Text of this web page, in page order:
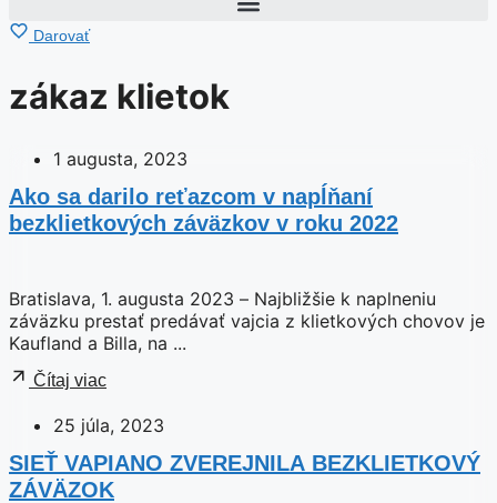
Darovať
zákaz klietok
1 augusta, 2023
Ako sa darilo reťazcom v napĺňaní
bezklietkových záväzkov v roku 2022
Bratislava, 1. augusta 2023 – Najbližšie k naplneniu
záväzku prestať predávať vajcia z klietkových chovov je
Kaufland a Billa, na ...
Čítaj viac
25 júla, 2023
SIEŤ VAPIANO ZVEREJNILA BEZKLIETKOVÝ
ZÁVÄZOK